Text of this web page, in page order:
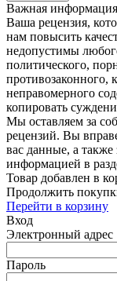
Важная информация
Ваша рецензия,
нам повысить
недопустимы
политического,
противозаконного,
неправомерного
копировать
Мы оставляем за
рецензий. Вы
вас данные, а также
информацией в
Товар добавлен в
Продолжить
Перейти в корзину
Вход
Электронный адрес
Пароль